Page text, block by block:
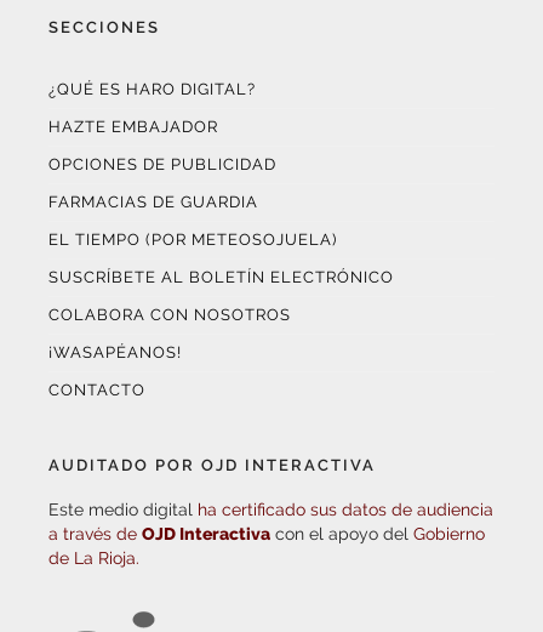
SECCIONES
¿QUÉ ES HARO DIGITAL?
HAZTE EMBAJADOR
OPCIONES DE PUBLICIDAD
FARMACIAS DE GUARDIA
EL TIEMPO (POR METEOSOJUELA)
SUSCRÍBETE AL BOLETÍN ELECTRÓNICO
COLABORA CON NOSOTROS
¡WASAPÉANOS!
CONTACTO
AUDITADO POR OJD INTERACTIVA
Este medio digital ha certificado sus datos de audiencia
a través de OJD Interactiva con el apoyo del Gobierno
de La Rioja.